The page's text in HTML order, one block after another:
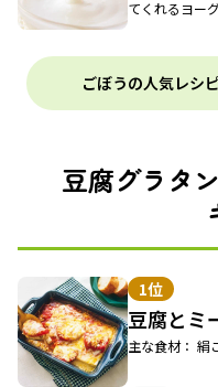
てくれるヨー
ごぼうの人気レシ
豆腐グラタ
1位
豆腐とミ
主な食材： 絹